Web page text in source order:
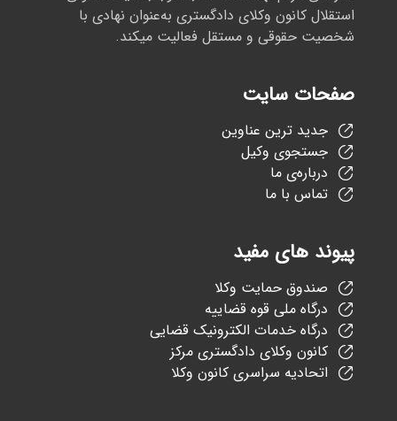
استقلال کانون وکلای دادگستری به‌عنوان نهادی با
شخصیت حقوقی و مستقل فعالیت میکند.
صفحات سایت
جدید ترین عناوین
جستجوی وکیل
درباره‌ی ما
تماس با ما
پیوند های مفید
صندوق حمایت وکلا
درگاه ملی قوه قضاییه
درگاه خدمات الکترونیک قضایی
کانون وکلای دادگستری مرکز
اتحادیه سراسری کانون وکلا